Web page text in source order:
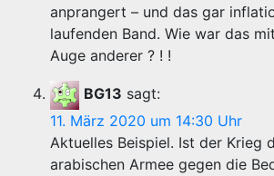
anprangert – und das gar
laufenden Band. Wie war das
Auge anderer ? ! !
BG13 sagt:
11. März 2020 um 14:30 Uhr
Aktuelles Beispiel. Ist der Krieg
arabischen Armee gegen die